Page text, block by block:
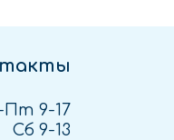
9-17
Сб 9-13